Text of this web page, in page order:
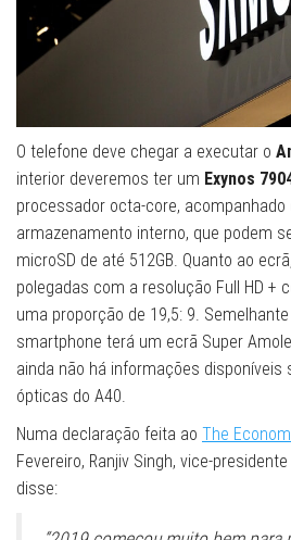
O telefone deve chegar a executar o
interior deveremos ter um Exynos
processador octa-core, acompanhado
armazenamento interno, que podem
microSD de até 512GB. Quanto ao
polegadas com a resolução Full HD +
uma proporção de 19,5: 9.
smartphone terá um ecrã Super
ainda não há informações
ópticas do A40.
Numa declaração feita ao The
Fevereiro, Ranjiv Singh, vice-
disse: